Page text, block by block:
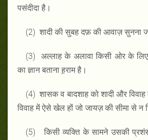
पसंदीदा है।
(2) शादी की सुबह दफ़ की आवाज़ सुनना
(3) अल्लाह के अलावा किसी ओर के लिए
का ज्ञान बताना ह़राम है।
(4) शासक व बादशाह को शादी और
विवाह में ऐसे खेल हों जो जायज़ की सीमा से न
(5) किसी व्यक्ति के सामने उसकी